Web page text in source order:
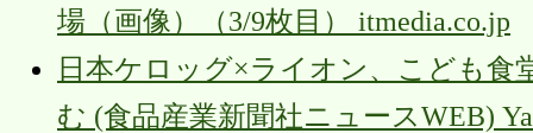
場（画像）（3/9枚目） itmedia.co.jp
日本ケロッグ×ライオン、こども食
む (食品産業新聞社ニュースWEB)